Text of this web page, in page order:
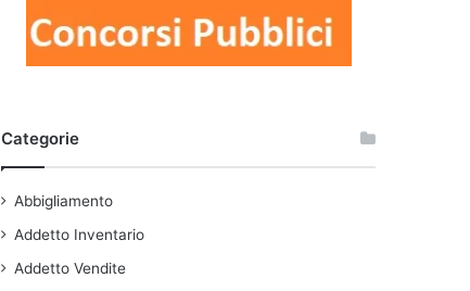
Categorie
Abbigliamento
Addetto Inventario
Addetto Vendite